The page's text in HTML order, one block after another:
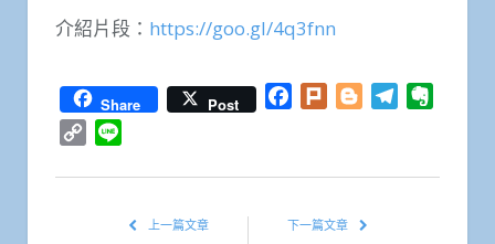
介紹片段： https://goo.gl/4q3fnn
Share Post Facebook
Plurk BloggerTelegram
Copy
上一篇文章 下一篇文章